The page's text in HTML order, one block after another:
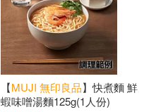
【MUJI 無印良品】快煮麵 鮮
蝦味噌湯麵125g(1人份)